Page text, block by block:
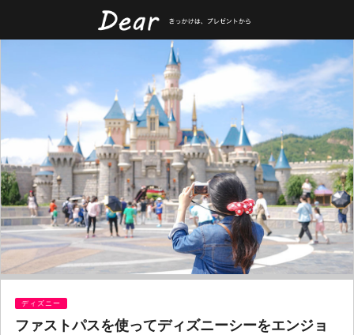
ディズニー
ファストパスを使ってディズニーシーをエンジョ